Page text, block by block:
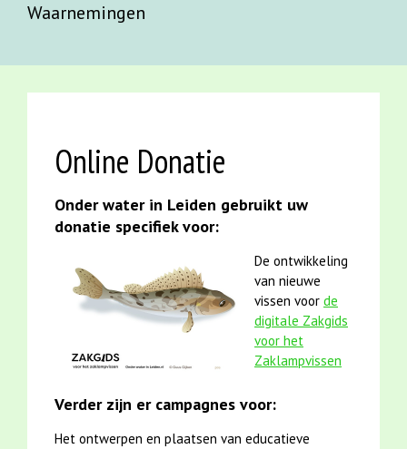
Waarnemingen
Online Donatie
Onder water in Leiden gebruikt uw
donatie specifiek voor:
De ontwikkeling
van nieuwe
vissen voor de
digitale Zakgids
voor het
Zaklampvissen
Verder zijn er campagnes voor:
Het ontwerpen en plaatsen van educatieve